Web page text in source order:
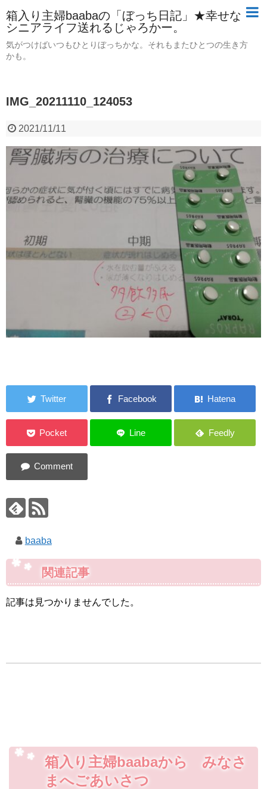
箱入り主婦baabaの「ぼっち日記」★幸せな
シニアライフ送れるじゃろかー。
気がつけばいつもひとりぼっちかな。それもまたひとつの生き方
かも。
IMG_20211110_124053
2021/11/11
baaba
関連記事
記事は見つかりませんでした。
箱入り主婦baabaから みなさ
まへごあいさつ